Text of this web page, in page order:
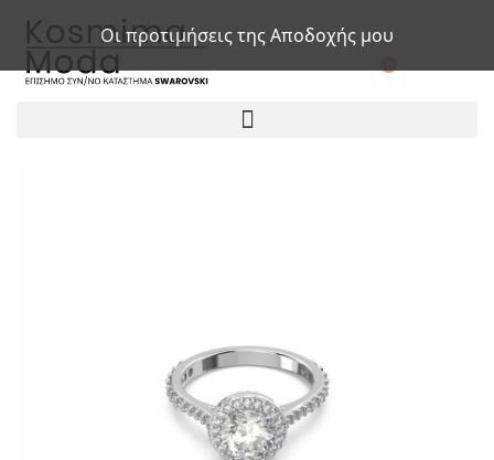
Οι προτιμήσεις της Αποδοχής μου